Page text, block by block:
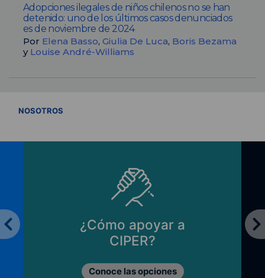
Adopciones ilegales de niños chilenos no se han
detenido: uno de los últimos casos denunciados
es de noviembre de 2024
Por Elena Basso, Giulia De Luca, Boris Bezama
y Louise André-Williams
NOSOTROS
¿Cómo apoyar a
CIPER?
Conoce las opciones